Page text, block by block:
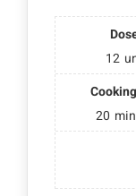
12
20